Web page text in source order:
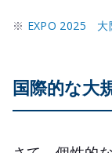
※ EXPO 2025 大
国際的な大